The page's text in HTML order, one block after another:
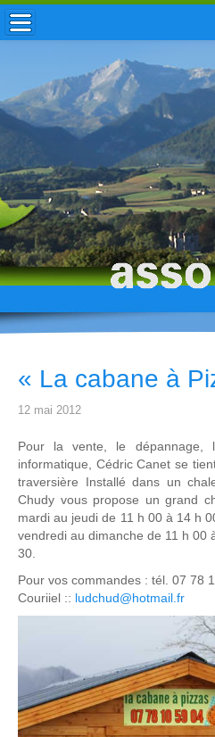
ACCUEIL / INFOS
MUNICIPALITÉ
VIE LOCALE
ENFANCE
TOURISME
HISTOIRE
« La cabane à
12 mai 2012
Pour la vente, le dépannage,
informatique, Cédric Canet se
traversière Installé dans un
Chudy vous propose un grand
mardi au jeudi de 11 h 00 à 14 h
vendredi au dimanche de 11 h 00
30.
Pour vos commandes : tél. 07 78
Couriiel :: ludchud@hotmail.fr